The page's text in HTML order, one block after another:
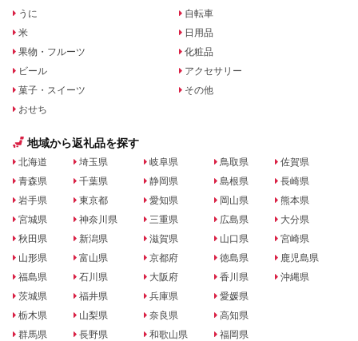
うに
米
果物・フルーツ
ビール
菓子・スイーツ
おせち
自転車
日用品
化粧品
アクセサリー
その他
地域から返礼品を探す
北海道
青森県
岩手県
宮城県
秋田県
山形県
福島県
茨城県
栃木県
群馬県
埼玉県
千葉県
東京都
神奈川県
新潟県
富山県
石川県
福井県
山梨県
長野県
岐阜県
静岡県
愛知県
三重県
滋賀県
京都府
大阪府
兵庫県
奈良県
和歌山県
鳥取県
島根県
岡山県
広島県
山口県
徳島県
香川県
愛媛県
高知県
福岡県
佐賀県
長崎県
熊本県
大分県
宮崎県
鹿児島県
沖縄県